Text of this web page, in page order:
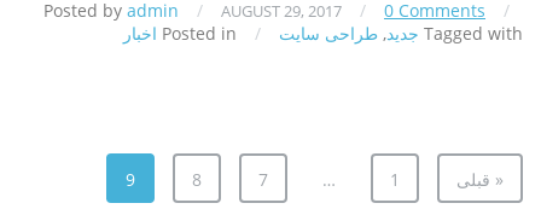
Posted by admin / AUGUST 29, 2017 / 0 Comments
/
Tagged with جدید, طراحی سایت /
Posted in اخبار
« قبلی 1
…
7
8
9